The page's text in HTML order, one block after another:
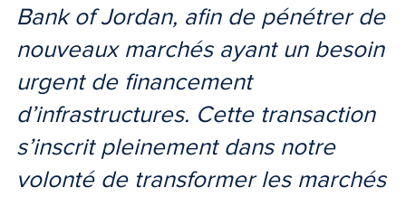
Bank of Jordan, afin de pénétrer de
nouveaux marchés ayant un besoin
urgent de financement
d’infrastructures. Cette transaction
s’inscrit pleinement dans notre
volonté de transformer les marchés